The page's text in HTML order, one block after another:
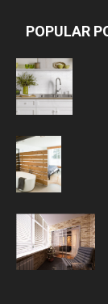
POPULAR